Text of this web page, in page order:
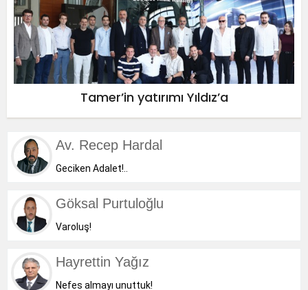
Tamer’in yatırımı Yıldız’a
Av. Recep Hardal
Geciken Adalet!..
Göksal Purtuloğlu
Varoluş!
Hayrettin Yağız
Nefes almayı unuttuk!